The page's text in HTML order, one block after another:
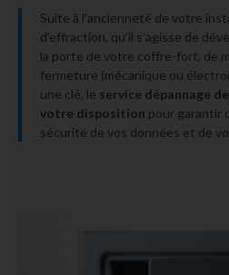
Suite à l’ancienneté de votre
d’effraction, qu’il s’agisse de
la porte de votre coffre-fort, de
fermeture (mécanique ou
une clé, le service dépannage
votre disposition pour garantir
sécurité de vos données et de